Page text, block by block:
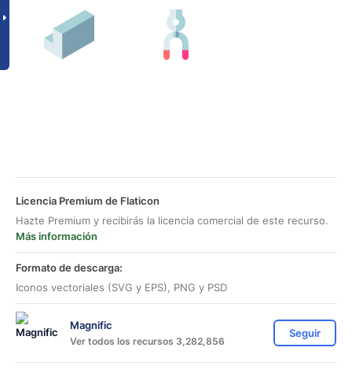
Licencia Premium de Flaticon
Hazte Premium y recibirás la licencia comercial de este recurso.
Más información
Formato de descarga:
Iconos vectoriales (SVG y EPS), PNG y PSD
Magnific
Ver todos los recursos 3,282,856
Seguir